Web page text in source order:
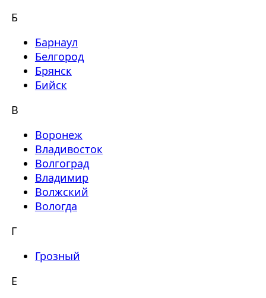
Б
Барнаул
Белгород
Брянск
Бийск
В
Воронеж
Владивосток
Волгоград
Владимир
Волжский
Вологда
Г
Грозный
Е